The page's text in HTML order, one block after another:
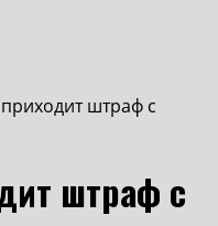
штраф с
штраф с